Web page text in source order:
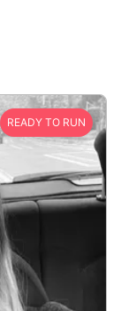
READY TO RUN